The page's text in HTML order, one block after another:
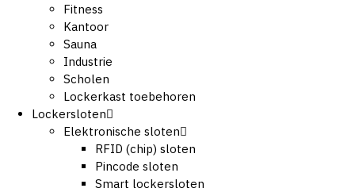
Fitness
Kantoor
Sauna
Industrie
Scholen
Lockerkast toebehoren
Lockersloten
Elektronische sloten
RFID (chip) sloten
Pincode sloten
Smart lockersloten